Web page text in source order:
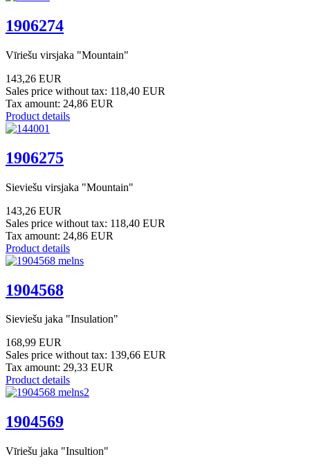
1906274
Vīriešu virsjaka "Mountain"
143,26 EUR
Sales price without tax: 118,40 EUR
Tax amount: 24,86 EUR
Product details
1906275
Sieviešu virsjaka "Mountain"
143,26 EUR
Sales price without tax: 118,40 EUR
Tax amount: 24,86 EUR
Product details
1904568
Sieviešu jaka "Insulation"
168,99 EUR
Sales price without tax: 139,66 EUR
Tax amount: 29,33 EUR
Product details
1904569
Vīriešu jaka "Insultion"